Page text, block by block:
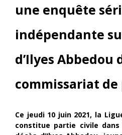
une enquête
indépendante
d’Ilyes Abbedou
commissariat de
Ce jeudi 10 juin 2021, la
constitue partie civile